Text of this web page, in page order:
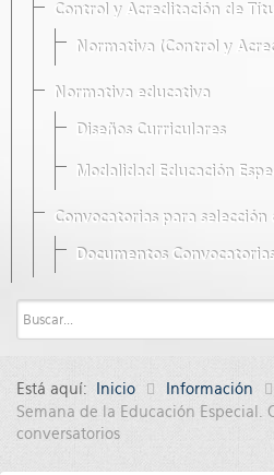
Control y Acreditación de
Normativa (Control y
Normativa educativa
Diseños Curriculares
Modalidad Educación
Convocatorias para selección
Documentos Convocatorias
Está aquí: Inicio Información
Semana de la Educación Especial.
conversatorios